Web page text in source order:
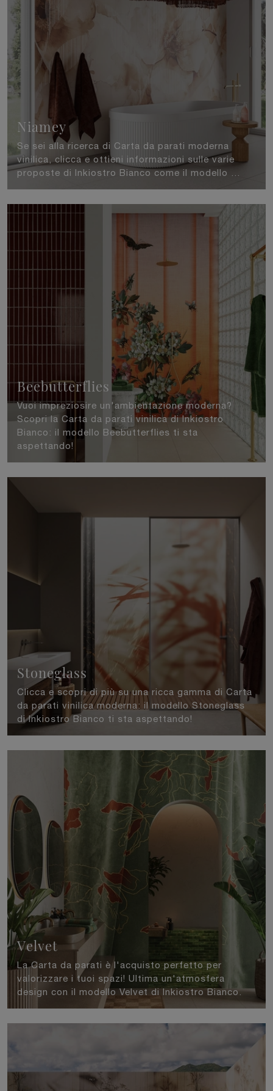
Niamey
Se sei alla ricerca di Carta da parati moderna
vinilica, clicca e ottieni informazioni sulle varie
proposte di Inkiostro Bianco come il modello ...
Beebutterflies
Vuoi impreziosire un'ambientazione moderna?
Scopri la Carta da parati vinilica di Inkiostro
Bianco: il modello Beebutterflies ti sta
aspettando!
Stoneglass
Clicca e scopri di più su una ricca gamma di Carta
da parati vinilica moderna: il modello Stoneglass
di Inkiostro Bianco ti sta aspettando!
Velvet
La Carta da parati è l'acquisto perfetto per
valorizzare i tuoi spazi! Ultima un'atmosfera
design con il modello Velvet di Inkiostro Bianco.